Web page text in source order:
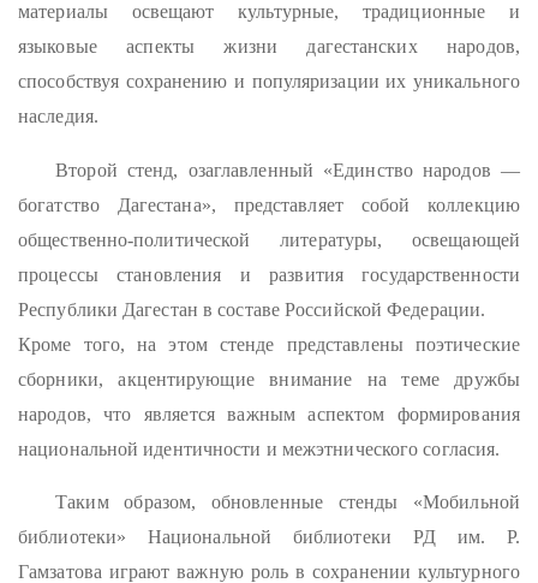
материалы освещают культурные, традиционные и
языковые аспекты жизни дагестанских народов,
способствуя сохранению и популяризации их уникального
наследия.
Второй стенд, озаглавленный «Единство народов —
богатство Дагестана», представляет собой коллекцию
общественно-политической литературы, освещающей
процессы становления и развития государственности
Республики Дагестан в составе Российской Федерации.
Кроме того, на этом стенде представлены поэтические
сборники, акцентирующие внимание на теме дружбы
народов, что является важным аспектом формирования
национальной идентичности и межэтнического согласия.
Таким образом, обновленные стенды «Мобильной
библиотеки» Национальной библиотеки РД им. Р.
Гамзатова играют важную роль в сохранении культурного